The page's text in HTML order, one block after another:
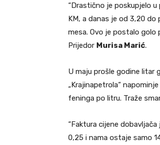
“Drastično je poskupjelo
KM, a danas je od 3,20
mesa. Ovo je postalo golo
Prijedor Murisa Marić.
U maju prošle godine litar
„Krajinapetrola“
feninga po litru. Traže
“Faktura cijene
0,25 i nama ostaje samo